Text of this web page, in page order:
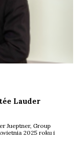
Lauder
Jueptner, Group
2025 roku i